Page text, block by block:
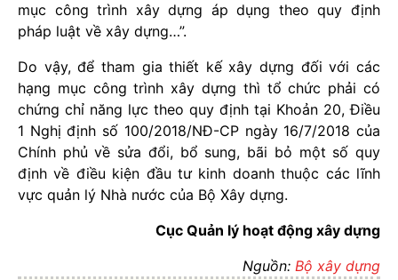
mục công trình xây dựng áp dụng theo quy định
pháp luật về xây dựng…”.
Do vậy, để tham gia thiết kế xây dựng đối với các
hạng mục công trình xây dựng thì tổ chức phải có
chứng chỉ năng lực theo quy định tại Khoản 20, Điều
1 Nghị định số 100/2018/NĐ-CP ngày 16/7/2018 của
Chính phủ về sửa đổi, bổ sung, bãi bỏ một số quy
định về điều kiện đầu tư kinh doanh thuộc các lĩnh
vực quản lý Nhà nước của Bộ Xây dựng.
Cục Quản lý hoạt động xây dựng
Nguồn: Bộ xây dựng